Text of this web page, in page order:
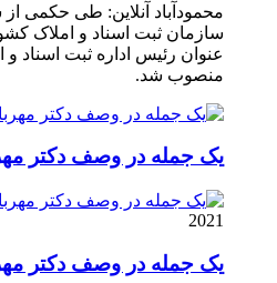
محمودآباد آنلاین: طی حکمی
سازمان ثبت اسناد و املاک
عنوان رئیس اداره ثبت اسناد
منصوب شد.
یک جمله در وصف دکتر
2021
یک جمله در وصف دکتر